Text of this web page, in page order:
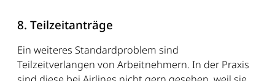
8. Teilzeitanträge
Ein weiteres Standardproblem sind
Teilzeitverlangen von Arbeitnehmern. In der Praxis